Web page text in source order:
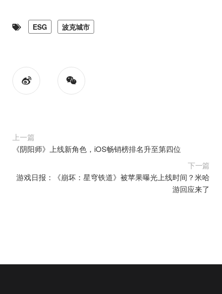
ESG 波克城市
上一篇
《阴阳师》上线新角色，iOS畅销榜排名升至第四位
下一篇
游戏日报：《崩坏：星穹铁道》被苹果曝光上线时间？米哈
游回应来了